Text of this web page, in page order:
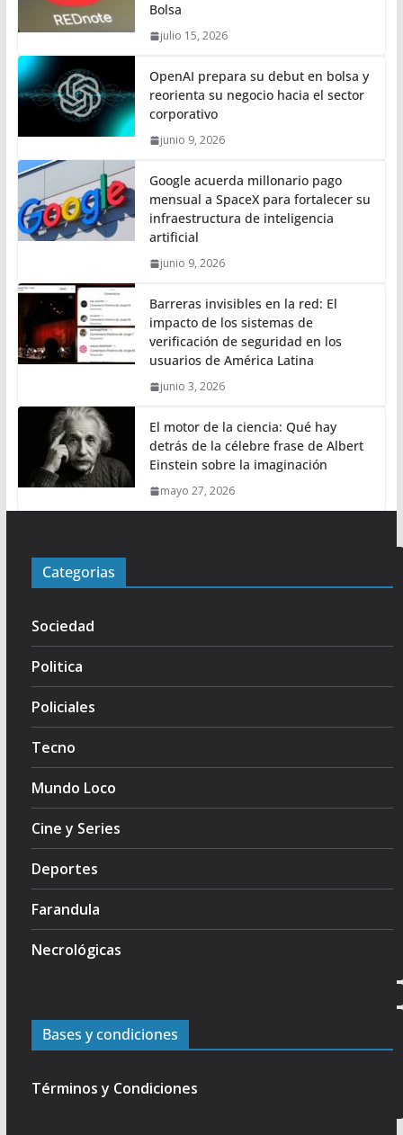
Bolsa
julio 15, 2026
OpenAI prepara su debut en bolsa y
reorienta su negocio hacia el sector
corporativo
junio 9, 2026
Google acuerda millonario pago
mensual a SpaceX para fortalecer su
infraestructura de inteligencia
artificial
junio 9, 2026
Barreras invisibles en la red: El
impacto de los sistemas de
verificación de seguridad en los
usuarios de América Latina
junio 3, 2026
El motor de la ciencia: Qué hay
detrás de la célebre frase de Albert
Einstein sobre la imaginación
mayo 27, 2026
Categorias
Sociedad
Politica
Policiales
Tecno
Mundo Loco
Cine y Series
Deportes
Farandula
Necrológicas
Bases y condiciones
Términos y Condiciones